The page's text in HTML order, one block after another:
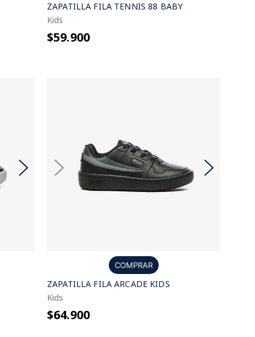
ZAPATILLA FILA TENNIS 88 BABY
Kids
$59.900
COMPRAR
ZAPATILLA FILA ARCADE KIDS
Kids
$64.900